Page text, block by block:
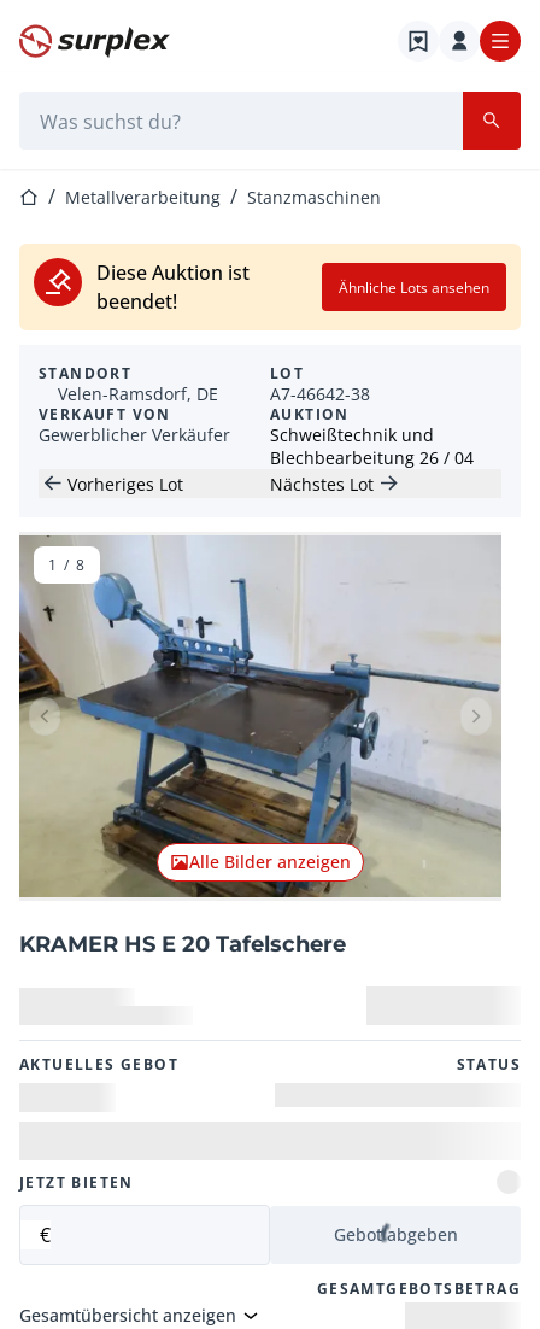
Startseite
StartseiteMetallverarbeitung Stanzmaschinen
Diese Auktion ist
beendet!
Ähnliche Lots ansehen
STANDORT
Velen-Ramsdorf, DE
VERKAUFT VON
Gewerblicher Verkäufer
LOT
A7-46642-38
AUKTION
Schweißtechnik und
Blechbearbeitung 26 / 04
Vorheriges Lot
Nächstes Lot
Vorheriger Artikel
Alle Bilder anzeigen
1 / 8
KRAMER HS E 20 Tafelschere
AKTUELLES GEBOT STATUS
JETZT BIETEN
€ Gebot abgeben
GESAMTGEBOTSBETRAG
Gesamtübersicht anzeigen